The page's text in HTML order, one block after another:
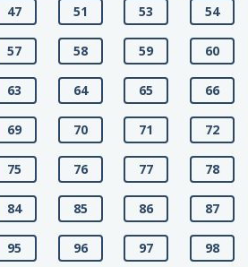
47 51 53 54
57 58 59 60
63 64 65 66
69 70 71 72
75 76 77 78
84 85 86 87
95 96 97 98